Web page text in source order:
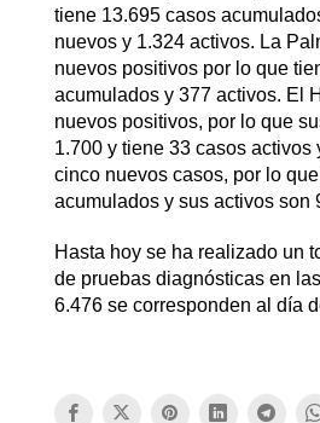
tiene 13.695 casos
nuevos y 1.324 activos. La
nuevos positivos por lo que
acumulados y 377 activos. El
nuevos positivos, por lo que
1.700 y tiene 33 casos activos
cinco nuevos casos, por lo
acumulados y sus activos son
Hasta hoy se ha realizado un
de pruebas diagnósticas en
6.476 se corresponden al día